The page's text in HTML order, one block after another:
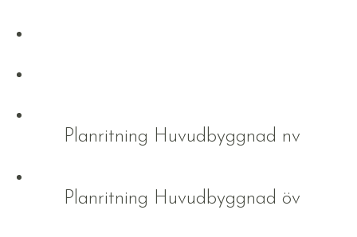
Planritning Huvudbyggnad nv
Planritning Huvudbyggnad öv